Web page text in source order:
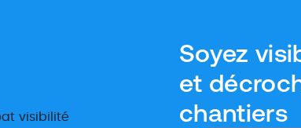
Soyez
et
chantiers